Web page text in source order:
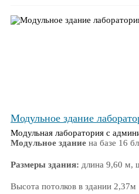
Модульное здание
Модульная лаборатория с
Модульное здание на базе 16
Размеры здания: длина 9,60 м,
Высота потолков в здании 2,37м